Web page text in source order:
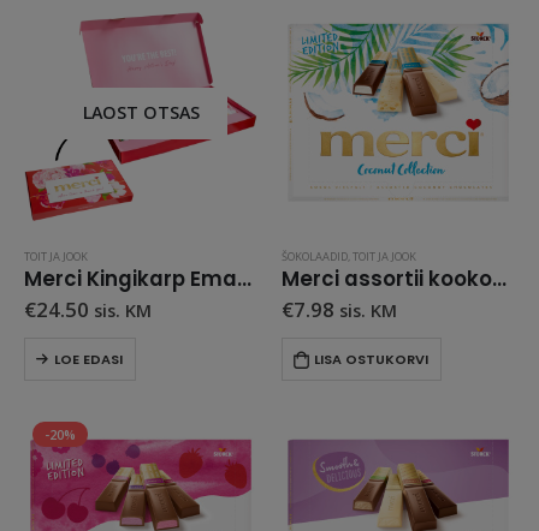
LAOST OTSAS
TOIT JA JOOK
Merci Kingikarp Emadepäevaks
€24.50 sis. KM
LOE EDASI
ŠOKOLAADID,TOIT JA JOOK
Merci assortii kookosega 250 g
€7.98 sis. KM
LISA OSTUKORVI
-20%